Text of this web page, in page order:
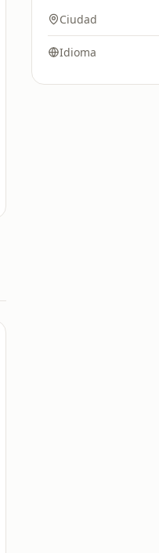
Ciudad
Idioma